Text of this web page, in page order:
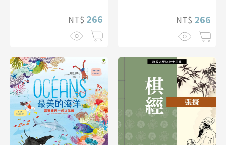
NT$ 266 NT$ 266